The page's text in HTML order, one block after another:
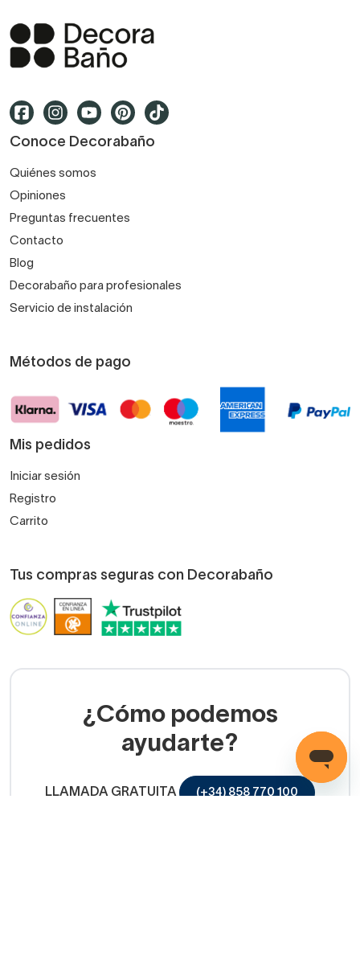
Conoce Decorabaño
Quiénes somos
Opiniones
Preguntas frecuentes
Contacto
Blog
Decorabaño para profesionales
Servicio de instalación
Métodos de pago
Mis pedidos
Iniciar sesión
Registro
Carrito
Tus compras seguras con Decorabaño
¿Cómo podemos
ayudarte?
LLAMADA GRATUITA (+34) 858 770 100